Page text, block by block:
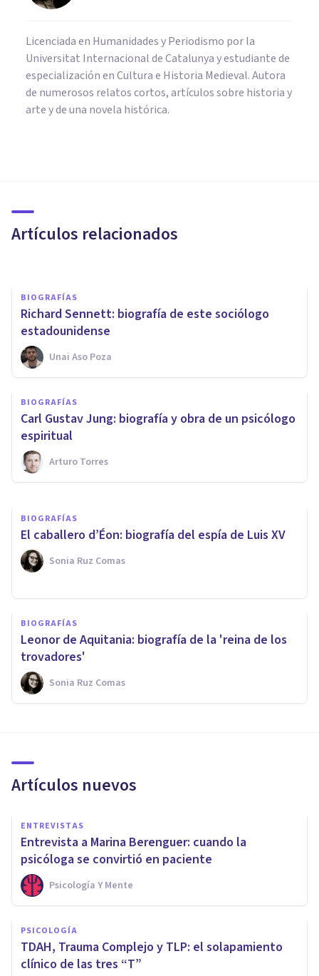
Licenciada en Humanidades y Periodismo por la
Universitat Internacional de Catalunya y estudiante de
especialización en Cultura e Historia Medieval. Autora
de numerosos relatos cortos, artículos sobre historia y
arte y de una novela histórica.
Artículos relacionados
estadounidense
BIOGRAFÍAS
Richard Sennett: biografía de este sociólogo
estadounidense
Unai Aso Poza
BIOGRAFÍAS
​Carl Gustav Jung: biografía y obra de un psicólogo
espiritual
Arturo Torres
BIOGRAFÍAS
Vere Gordon Childe: biografía
y aportes de este arqueólogo
australiano
Nahum Montagud Rubio
BIOGRAFÍAS
El caballero d’Éon: biografía del espía de Luis XV
Sonia Ruz Comas
BIOGRAFÍAS
Leonor de Aquitania: biografía de la 'reina de los
trovadores'
Sonia Ruz Comas
Artículos nuevos
ENTREVISTAS
Entrevista a Marina Berenguer: cuando la
psicóloga se convirtió en paciente
Psicología Y Mente
PSICOLOGÍA
TDAH, Trauma Complejo y TLP: el solapamiento
clínico de las tres “T”